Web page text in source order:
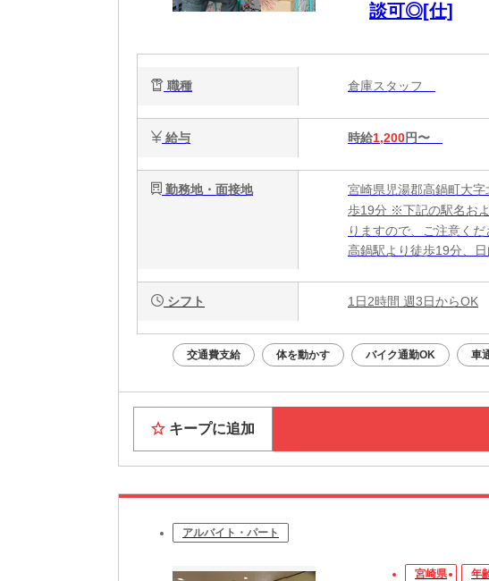
談可◎[仕]
職種 倉庫スタッフ
給与 時給1,200円〜
勤務地・面接地
宮崎県児湯郡高鍋町大
歩19分 ※下記の駅名お
りますので、ご注意くだ
高鍋駅より徒歩19分、
シフト 1日2時間 週3日からOK
交通費支給 体を動かす バイク通勤OK 車
キープに追加
アルバイト・パート
宮崎県 年